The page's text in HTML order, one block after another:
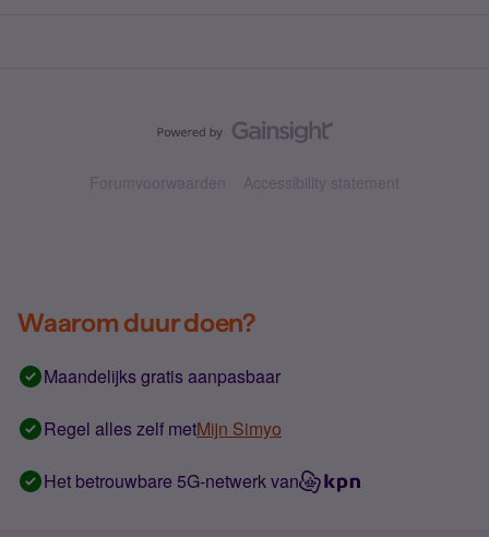
Forumvoorwaarden Accessibility statement
Waarom duur doen?
Maandelijks gratis aanpasbaar
Regel alles zelf metMijn Simyo
Het betrouwbare 5G-netwerk van